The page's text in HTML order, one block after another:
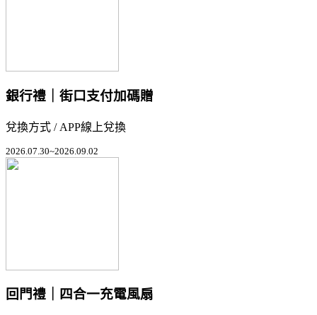
銀行禮｜街口支付加碼贈
兌換方式 / APP線上兌換
2026.07.30~2026.09.02
回門禮｜四合一充電風扇